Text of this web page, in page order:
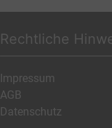
Rechtliche
Impressum
AGB
Datenschutz